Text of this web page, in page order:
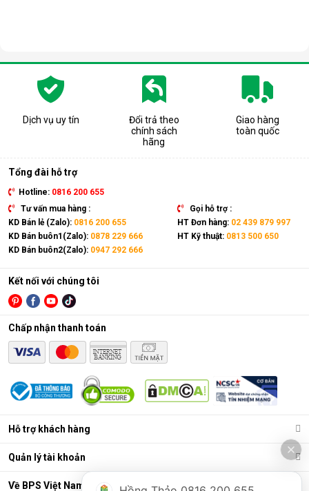
Dịch vụ uy tín
Đổi trả theo
chính sách
hãng
Giao hàng
toàn quốc
Tổng đài hỗ trợ
Hotline: 0816 200 655
Tư vấn mua hàng :
KD Bán lẻ (Zalo): 0816 200 655
KD Bán buôn1(Zalo): 0878 229 666
KD Bán buôn2(Zalo): 0947 292 666
Gọi hỗ trợ :
HT Đơn hàng: 02 439 879 997
HT Kỹ thuật: 0813 500 650
Hỗ trợ khách hàng
Quản lý tài khoản
Về BPS Việt Nam
Kết nối với chúng tôi
Chấp nhận thanh toán